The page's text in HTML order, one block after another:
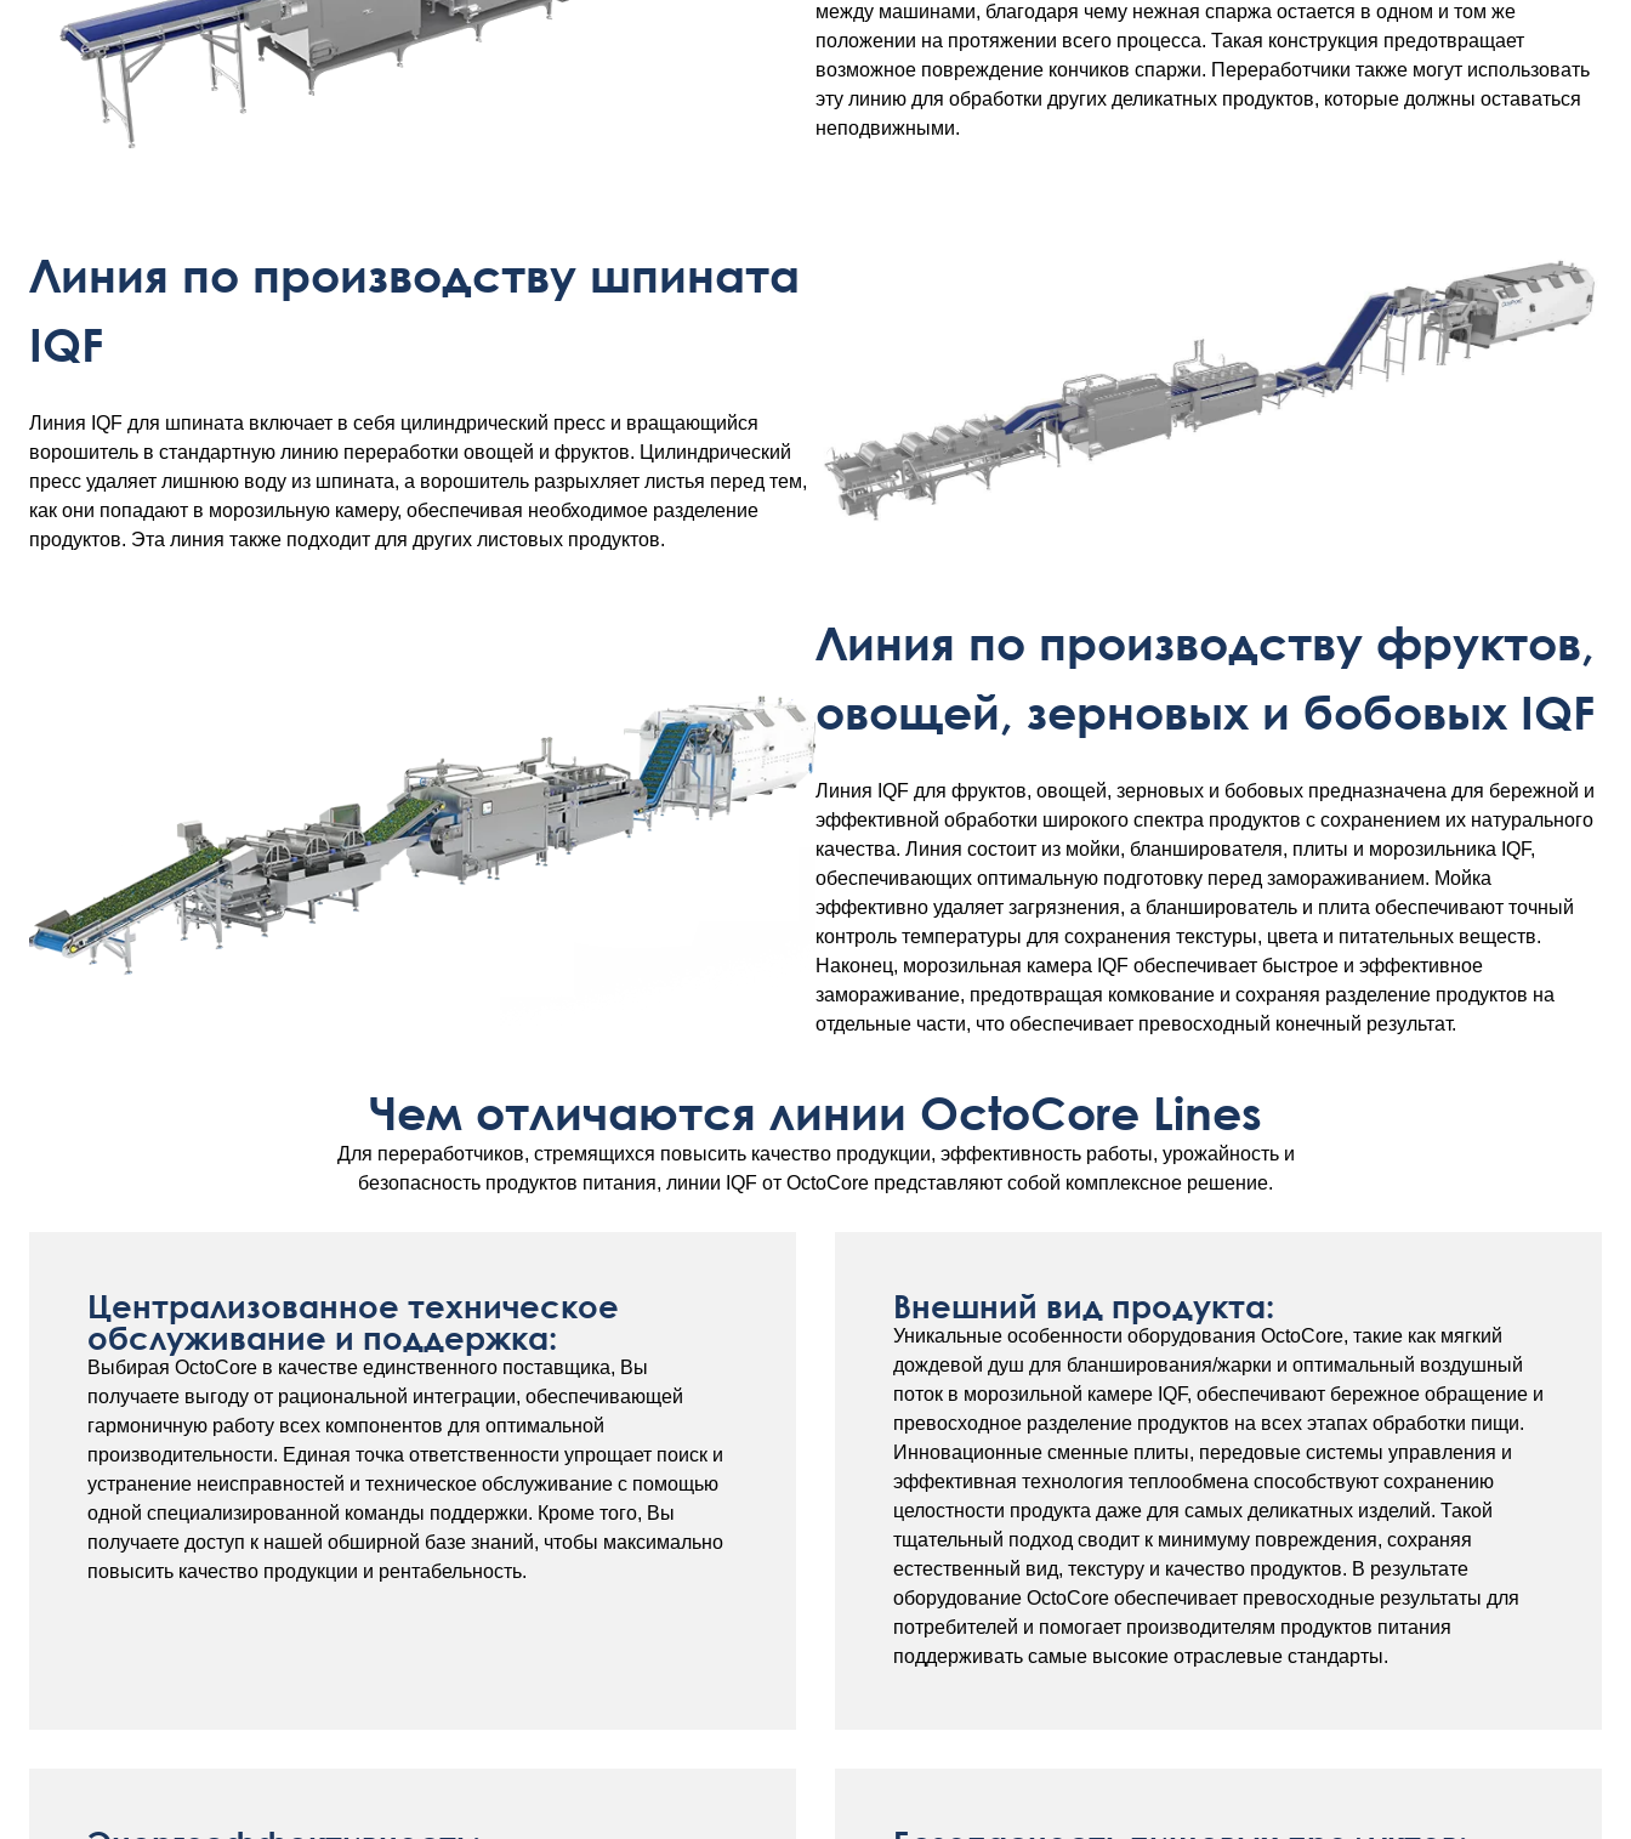
между машинами, благодаря чему нежная спаржа остается в одном и том же
положении на протяжении всего процесса. Такая конструкция предотвращает
возможное повреждение кончиков спаржи. Переработчики также могут использовать
эту линию для обработки других деликатных продуктов, которые должны оставаться
неподвижными.
Линия по производству шпината
IQF
Линия IQF для шпината включает в себя цилиндрический пресс и вращающийся
ворошитель в стандартную линию переработки овощей и фруктов. Цилиндрический
пресс удаляет лишнюю воду из шпината, а ворошитель разрыхляет листья перед тем,
как они попадают в морозильную камеру, обеспечивая необходимое разделение
продуктов. Эта линия также подходит для других листовых продуктов.
Линия по производству фруктов,
овощей, зерновых и бобовых IQF
Линия IQF для фруктов, овощей, зерновых и бобовых предназначена для бережной и
эффективной обработки широкого спектра продуктов с сохранением их натурального
качества. Линия состоит из мойки, бланширователя, плиты и морозильника IQF,
обеспечивающих оптимальную подготовку перед замораживанием. Мойка
эффективно удаляет загрязнения, а бланширователь и плита обеспечивают точный
контроль температуры для сохранения текстуры, цвета и питательных веществ.
Наконец, морозильная камера IQF обеспечивает быстрое и эффективное
замораживание, предотвращая комкование и сохраняя разделение продуктов на
отдельные части, что обеспечивает превосходный конечный результат.
Чем отличаются линии OctoCore Lines
Для переработчиков, стремящихся повысить качество продукции, эффективность работы, урожайность и
безопасность продуктов питания, линии IQF от OctoCore представляют собой комплексное решение.
Централизованное техническое
обслуживание и поддержка:
Выбирая OctoCore в качестве единственного поставщика, Вы
получаете выгоду от рациональной интеграции, обеспечивающей
гармоничную работу всех компонентов для оптимальной
производительности. Единая точка ответственности упрощает поиск и
устранение неисправностей и техническое обслуживание с помощью
одной специализированной команды поддержки. Кроме того, Вы
получаете доступ к нашей обширной базе знаний, чтобы максимально
повысить качество продукции и рентабельность.
Внешний вид продукта:
Уникальные особенности оборудования OctoCore, такие как мягкий
дождевой душ для бланширования/жарки и оптимальный воздушный
поток в морозильной камере IQF, обеспечивают бережное обращение и
превосходное разделение продуктов на всех этапах обработки пищи.
Инновационные сменные плиты, передовые системы управления и
эффективная технология теплообмена способствуют сохранению
целостности продукта даже для самых деликатных изделий. Такой
тщательный подход сводит к минимуму повреждения, сохраняя
естественный вид, текстуру и качество продуктов. В результате
оборудование OctoCore обеспечивает превосходные результаты для
потребителей и помогает производителям продуктов питания
поддерживать самые высокие отраслевые стандарты.